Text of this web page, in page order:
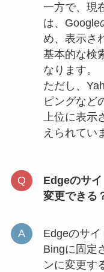
一方で、現
は、Google
め、表示さ
基本的な検
なります。
ただし、
ピングなど
上位に表
えられてい
Edgeのサ
変更できる
Edgeのサイ
Bingに固定
ンに変更す